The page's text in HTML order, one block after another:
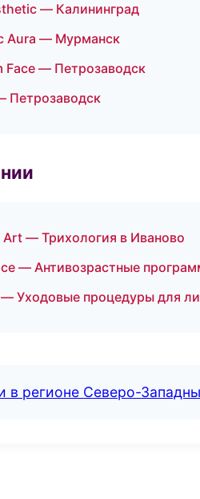
— Калининград
Aura — Мурманск
Face — Петрозаводск
Петрозаводск
— Трихология в Иваново
— Антивозрастные
Уходовые процедуры для
в регионе Северо-